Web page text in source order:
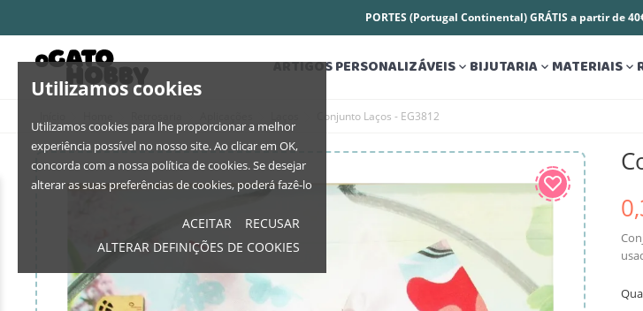
Utilizamos cookies
Utilizamos cookies para lhe proporcionar a melhor
experiência possível no nosso site. Ao clicar em OK,
concorda com a nossa política de cookies. Se desejar
alterar as suas preferências de cookies, poderá fazê-lo
ACEITAR
RECUSAR
ALTERAR DEFINIÇÕES DE COOKIES
PORTES (Portugal Continental) GRÁTIS a partir de
ARTIGOS PERSONALIZÁVEIS BIJUTARIA MATERIAIS
Conjunto Laços - EG3812